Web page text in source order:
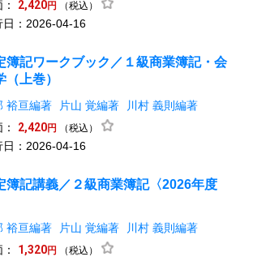
2,420円 （税込）
日：2026-04-16
簿記ワークブック／１級商業簿記・会
（上巻）
裕亘編著 片山 覚編著
川村 義則編著
2,420円 （税込）
日：2026-04-16
簿記講義／２級商業簿記〈2026年度
裕亘編著 片山 覚編著
川村 義則編著
1,320円 （税込）